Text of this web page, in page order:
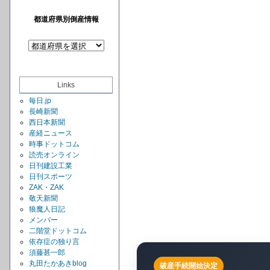
都道府県別倒産情報
Links
毎日.jp
長崎新聞
西日本新聞
産経ニュース
時事ドットコム
読売オンライン
日刊建設工業
日刊スポーツ
ZAK・ZAK
敬天新聞
狼魔人日記
メンバー
二階堂ドットコム
依存症の独り言
須藤甚一郎
丸田たかあきblog
破産手続開始決定